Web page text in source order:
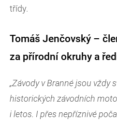
třídy.
Tomáš Jenčovský –
za přírodní okruhy a
„Závody v Branné jsou vždy
historických závodních
i letos. I přes nepříznivé